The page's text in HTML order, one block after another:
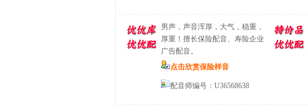
男声，声音浑厚，大气，稳重，
厚重！擅长保险配音、寿险企业
广告配音。
点击欣赏保险样音
配音师编号：U36568638